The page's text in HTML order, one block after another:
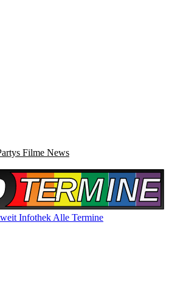
Filme News
Infothek Alle Termine